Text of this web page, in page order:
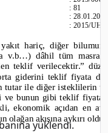
yüklendi.
:81
:
:2015/
hariç, diğer
v.b…) dâhil tüm
teklif verilecektir.”
giderini teklif fiyata
tutar ile diğer isteklilerin
ve bunun gibi teklif fiyata
ekonomik açıdan
olağan akışına aykırı